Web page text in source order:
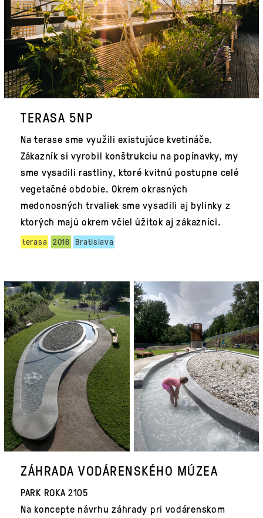
TERASA 5NP
Na terase sme využili existujúce kvetináče.
Zákazník si vyrobil konštrukciu na popínavky, my
sme vysadili rastliny, ktoré kvitnú postupne celé
vegetačné obdobie. Okrem okrasných
medonosných trvaliek sme vysadili aj bylinky z
ktorých majú okrem včiel úžitok aj zákazníci.
terasa 2016 Bratislava
ZÁHRADA VODÁRENSKÉHO MÚZEA
PARK ROKA 2105
Na koncepte návrhu záhrady pri vodárenskom